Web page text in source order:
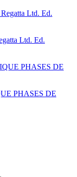
Ltd. Ed.
PHASES DE